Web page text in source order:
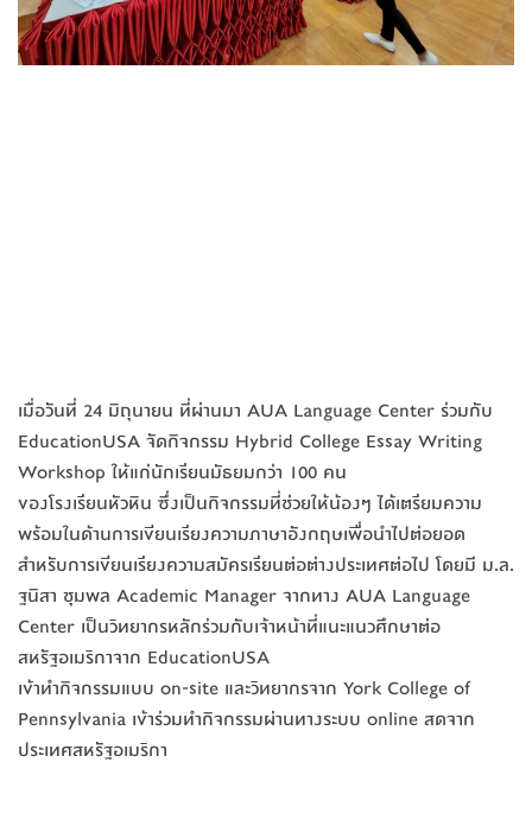
เมื่อวันที่ 24 มิถุนายน ที่ผ่านมา AUA Language Center ร่วมกับ
EducationUSA จัดกิจกรรม Hybrid College Essay Writing
Workshop ให้แก่นักเรียนมัธยมกว่า 100 คน
ของโรงเรียนหัวหิน ซึ่งเป็นกิจกรรมที่ช่วยให้น้องๆ ได้เตรียมความ
พร้อมในด้านการเขียนเรียงความภาษาอังกฤษเพื่อนำไปต่อยอด
สำหรับการเขียนเรียงความสมัครเรียนต่อต่างประเทศต่อไป โดยมี ม.ล.
ฐนิสา ชุมพล Academic Manager จากทาง AUA Language
Center เป็นวิทยากรหลักร่วมกับเจ้าหน้าที่แนะแนวศึกษาต่อ
สหรัฐอเมริกาจาก EducationUSA
เข้าทำกิจกรรมแบบ on-site และวิทยากรจาก York College of
Pennsylvania เข้าร่วมทำกิจกรรมผ่านทางระบบ online สดจาก
ประเทศสหรัฐอเมริกา